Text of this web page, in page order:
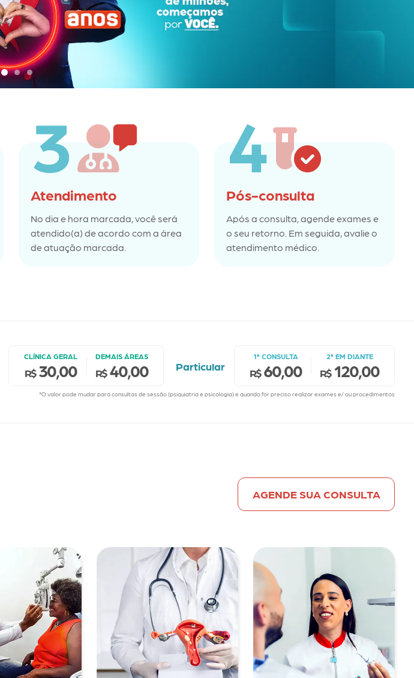
Atendimento
No dia e hora marcada, você será
atendido(a) de acordo com a área
de atuação marcada.
Pós-consulta
Após a consulta, agende exames e
o seu retorno. Em seguida, avalie o
atendimento médico.
CLÍNICA GERAL
R$30,00
DEMAIS ÁREAS
R$40,00 Particular
1ª CONSULTA
R$60,00
2ª EM DIANTE
R$120,00
*O valor pode mudar para consultas de sessão (psiquiatria e psicologia) e quando for preciso realizar exames e/ ou procedimentos
AGENDE SUA CONSULTA